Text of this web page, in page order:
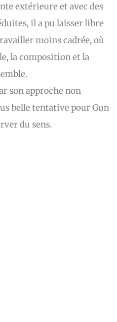
extérieure et avec des
il a pu laisser libre
moins cadrée, où
la composition et la
son approche non
belle tentative pour Gun
du sens.